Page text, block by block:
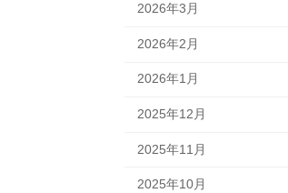
2026年3月
2026年2月
2026年1月
2025年12月
2025年11月
2025年10月